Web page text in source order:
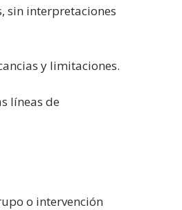
sin interpretaciones
y limitaciones.
líneas de
o intervención